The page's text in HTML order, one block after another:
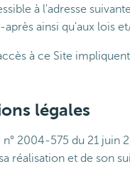
à l'adresse
ainsi qu'aux lois
à ce Site
légales
2004-575 du 21 juin
réalisation et de son